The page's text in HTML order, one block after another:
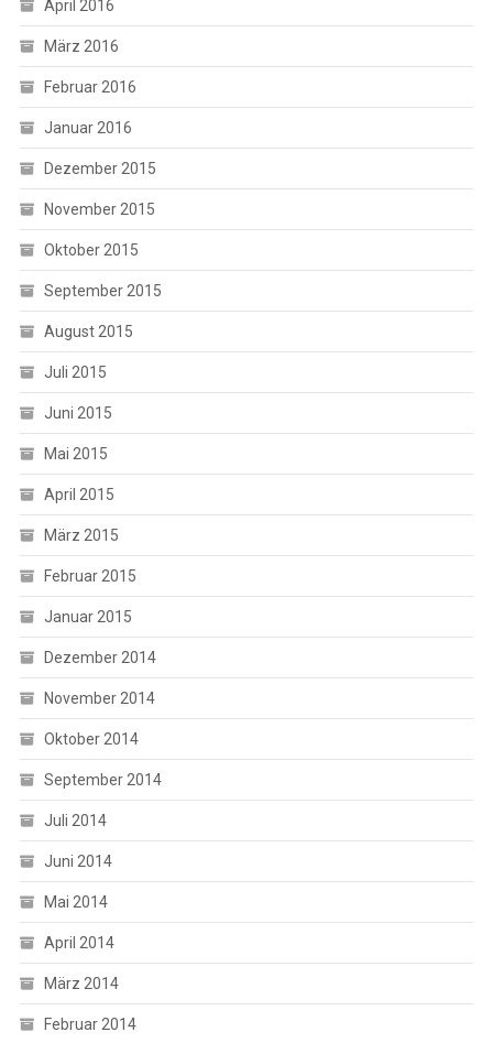
April 2016
März 2016
Februar 2016
Januar 2016
Dezember 2015
November 2015
Oktober 2015
September 2015
August 2015
Juli 2015
Juni 2015
Mai 2015
April 2015
März 2015
Februar 2015
Januar 2015
Dezember 2014
November 2014
Oktober 2014
September 2014
Juli 2014
Juni 2014
Mai 2014
April 2014
März 2014
Februar 2014